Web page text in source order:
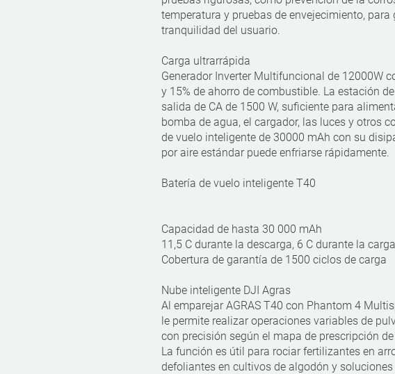
temperatura y pruebas de envejecimiento, para
tranquilidad del usuario.
Carga ultrarrápida
Generador Inverter Multifuncional de 12000W
y 15% de ahorro de combustible. La estación
salida de CA de 1500 W, suficiente para
bomba de agua, el cargador, las luces y otros
de vuelo inteligente de 30000 mAh con su
por aire estándar puede enfriarse rápidamente.
Batería de vuelo inteligente T40
Capacidad de hasta 30 000 mAh
11,5 C durante la descarga, 6 C durante la carga
Cobertura de garantía de 1500 ciclos de carga
Nube inteligente DJI Agras
Al emparejar AGRAS T40 con Phantom 4
le permite realizar operaciones variables de
con precisión según el mapa de prescripción
La función es útil para rociar fertilizantes en
defoliantes en cultivos de algodón y